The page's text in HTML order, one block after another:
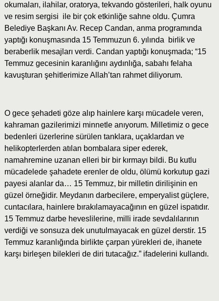
okumaları, ilahilar, oratorya, tekvando gösterileri, halk oyunu
ve resim sergisi ile bir çok etkinliğe sahne oldu. Çumra
Belediye Başkanı Av. Recep Candan, anma programında
yaptığı konuşmasında 15 Temmuzun 6. yılında birlik ve
beraberlik mesajları verdi. Candan yaptığı konuşmada; “15
Temmuz gecesinin karanlığını aydınlığa, sabahı felaha
kavuşturan şehitlerimize Allah’tan rahmet diliyorum.
O gece şehadeti göze alıp hainlere karşı mücadele veren,
kahraman gazilerimizi minnetle anıyorum. Milletimiz o gece
bedenleri üzerlerine sürülen tanklara, uçaklardan ve
helikopterlerden atılan bombalara siper ederek,
namahremine uzanan elleri bir bir kırmayı bildi. Bu kutlu
mücadelede şahadete erenler de oldu, ölümü korkutup gazi
payesi alanlar da… 15 Temmuz, bir milletin dirilişinin en
güzel örneğidir. Meydanın darbecilere, emperyalist güçlere,
cuntacılara, hainlere bırakılamayacağının en güzel ispatıdır.
15 Temmuz darbe heveslilerine, milli irade sevdalılarının
verdiği ve sonsuza dek unutulmayacak en güzel derstir. 15
Temmuz karanlığında birlikte çarpan yürekleri de, ihanete
karşı birleşen bilekleri de diri tutacağız.” ifadelerini kullandı.